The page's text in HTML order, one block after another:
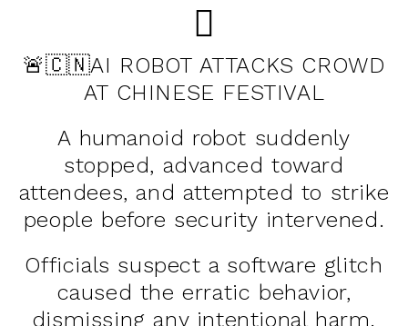
🚨🇨🇳AI ROBOT ATTACKS CROWD
AT CHINESE FESTIVAL
A humanoid robot suddenly
stopped, advanced toward
attendees, and attempted to strike
people before security intervened.
Officials suspect a software glitch
caused the erratic behavior,
dismissing any intentional harm.